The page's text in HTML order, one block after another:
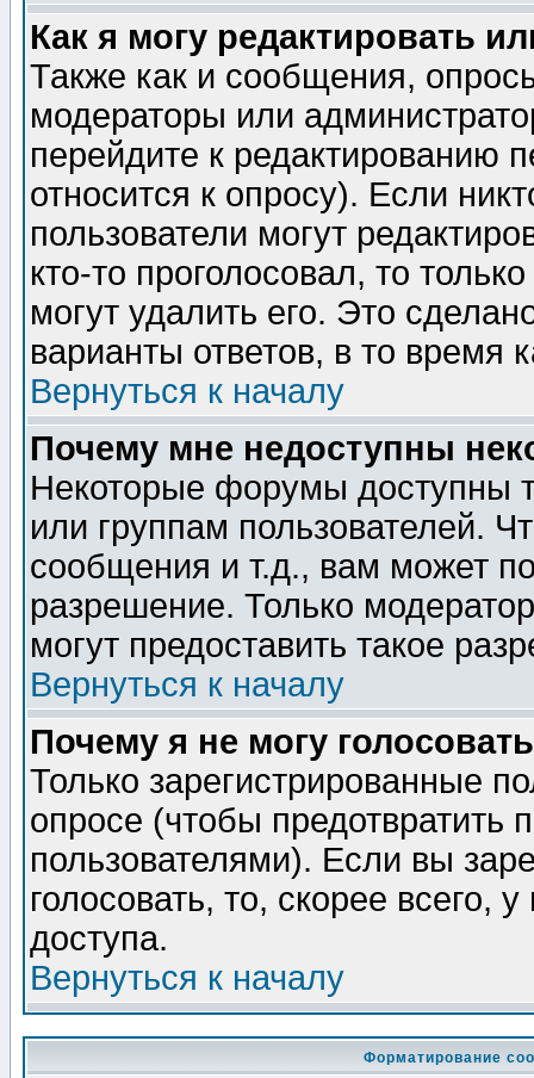
Как я могу редактировать
Также как и сообщения,
модераторы или
перейдите к редактированию
относится к опросу). Если
пользователи могут
кто-то проголосовал, то
могут удалить его. Это
варианты ответов, в то время
Вернуться к началу
Почему мне недоступны
Некоторые форумы доступны
или группам пользователей.
сообщения и т.д., вам может
разрешение. Только
могут предоставить такое
Вернуться к началу
Почему я не могу
Только зарегистрированные
опросе (чтобы предотвратить
пользователями). Если вы
голосовать, то, скорее всего,
доступа.
Вернуться к началу
Форматирование